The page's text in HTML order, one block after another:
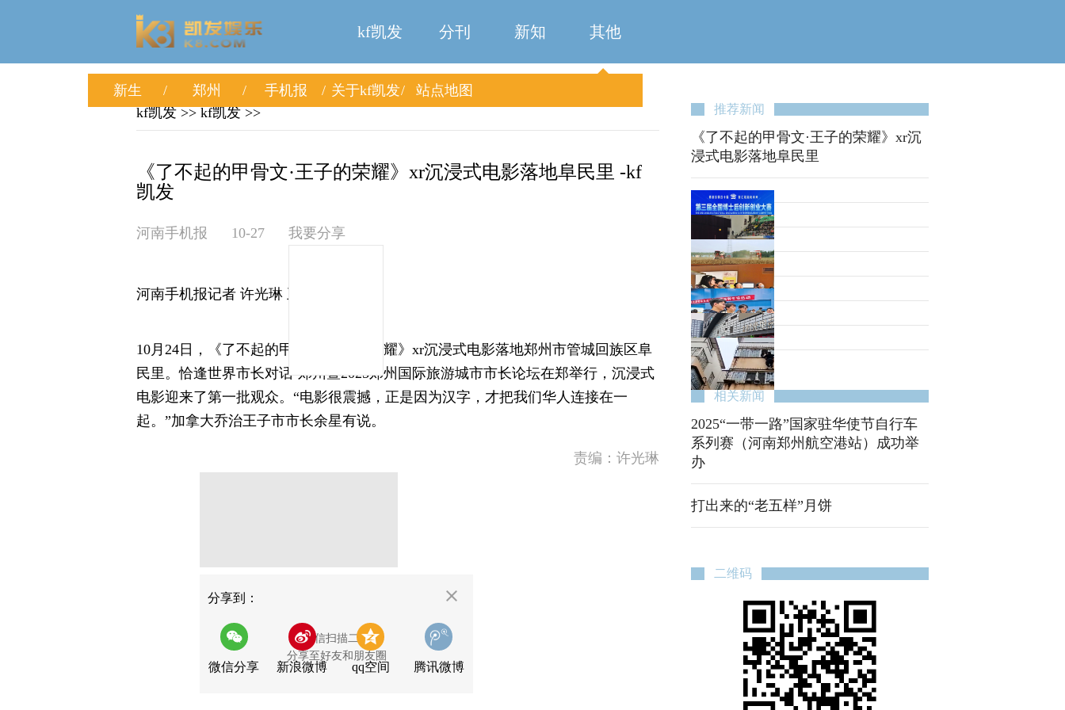
kf凯发 分刊 新知 其他
新生 郑州 手机报 关于kf凯发
站点地图
kf凯发 >> kf凯发 >>
《了不起的甲骨文·王子的荣耀》xr沉浸式电影落地阜民里 -kf
凯发
河南手机报 10-27 我要分享
河南手机报记者 许光琳 王鏸梓
10月24日，《了不起的甲骨文·王子的荣耀》xr沉浸式电影落地郑州市管城回族区阜
民里。恰逢世界市长对话·郑州暨2025郑州国际旅游城市市长论坛在郑举行，沉浸式
电影迎来了第一批观众。“电影很震撼，正是因为汉字，才把我们华人连接在一
起。”加拿大乔治王子市市长余星有说。
责编：许光琳
分享到：
微信分享
用微信扫描二维码
分享至好友和朋友圈
新浪微博 qq空间 腾讯微博
推荐新闻
《了不起的甲骨文·王子的荣耀》xr沉
浸式电影落地阜民里
相关新闻
2025“一带一路”国家驻华使节自行车
系列赛（河南郑州航空港站）成功举
办
打出来的“老五样”月饼
二维码